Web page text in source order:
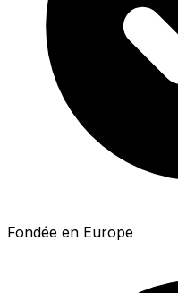
Fondée en Europe